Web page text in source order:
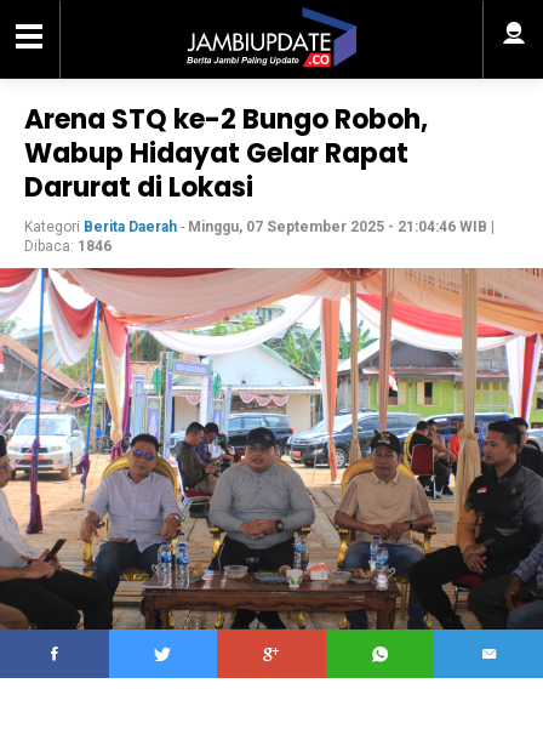
Arena STQ ke-2 Bungo Roboh,
Wabup Hidayat Gelar Rapat
Darurat di Lokasi
Kategori Berita Daerah - Minggu, 07 September 2025 - 21:04:46 WIB
Dibaca: 1846